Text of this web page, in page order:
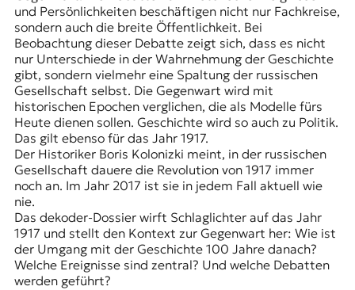
E
R
W
s
s
e
n
J
o
u
n
a
und Persönlichkeiten beschäftigen nicht nur Fachkreise,
sondern auch die breite Öffentlichkeit. Bei
Beobachtung dieser Debatte zeigt sich, dass es nicht
nur Unterschiede in der Wahrnehmung der Geschichte
gibt, sondern vielmehr eine Spaltung der russischen
Gesellschaft selbst. Die Gegenwart wird mit
historischen Epochen verglichen, die als Modelle fürs
Heute dienen sollen. Geschichte wird so auch zu Politik.
Das gilt ebenso für das Jahr 1917.
Der Historiker Boris Kolonizki meint, in der russischen
Gesellschaft dauere die Revolution von 1917 immer
noch an. Im Jahr 2017 ist sie in jedem Fall aktuell wie
nie.
Das dekoder-Dossier wirft Schlaglichter auf das Jahr
1917 und stellt den Kontext zur Gegenwart her: Wie ist
der Umgang mit der Geschichte 100 Jahre danach?
Welche Ereignisse sind zentral? Und welche Debatten
werden geführt?